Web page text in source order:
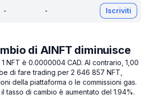
- - Iscriviti
di AINFT diminuisce
NFT è 0.0000004 CAD. Al contrario, 1,00
di fare trading per 2 646 857 NFT,
della piattaforma o le commissioni gas.
tasso di cambio è aumentato del 1.94%.